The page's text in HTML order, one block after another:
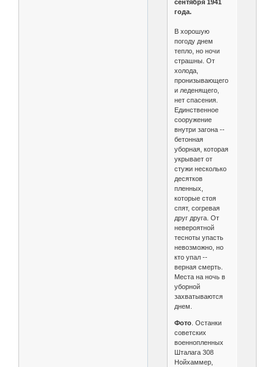
сентября 1941
года.
В хорошую
погоду днем
тепло, но ночи
страшны. От
холода,
пронизывающего
и леденящего,
нет спасения.
Единственное
сооружение
внутри загона --
бетонная
уборная, которая
укрывает от
стужи несколько
десятков
пленных,
которые стоя
спят, согревая
друг друга. От
невероятной
тесноты упасть
невозможно, но
кто упал --
верная смерть.
Места на ночь в
уборной
захватываются
днем.
Фото. Останки
советских
военнопленных
Шталага 308
Нойхаммер,